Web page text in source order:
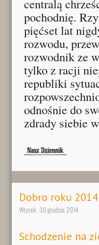
centralą
pochodnię.
pięćset lat
rozwodu,
rozwodnik ze
tylko z racji
republiki
odnośnie do
zdrady siebie
Dobro roku 2014
Wtorek, 30 grudnia 2014
Schodzenie na